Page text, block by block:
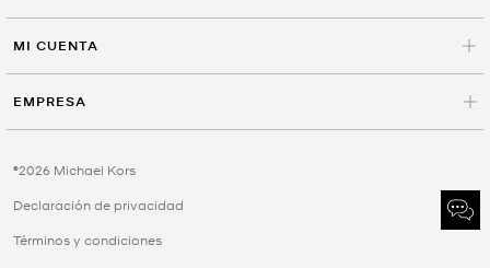
MI CUENTA
EMPRESA
©2026 Michael Kors
Declaración de privacidad
Términos y condiciones